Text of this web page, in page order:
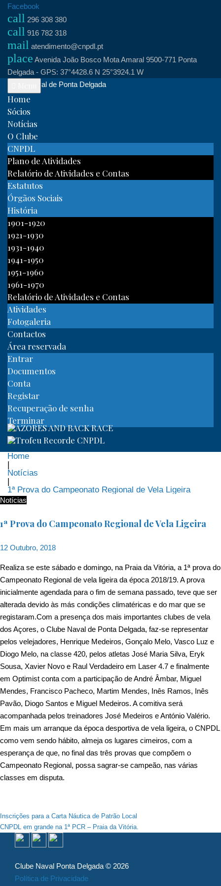
Skip
content
Facebook
call 296 308 380
call 916 782 318
mail atendimento@cnpdl.pt
place Avenida João Bosco Mota Amaral 9500-771 Ponta
Delgada - GPS: 37°4428.6 N 25°3924.1 W
Clube Naval de Ponta Delgada
Home
Sócios
Notícias
O Clube
CNPDL
Plano de Atividades
Relatório de Atividades e Contas
Estatutos
Órgãos Sociais
História
1901-1920
1921-1930
1931-1940
1941-1950
1951-1960
1961-1970
Relatório de Atividades e Contas
Atividades
Fotogaleria
Contactos
Área reservada
Entrar
Documentos
Conta
Registar
Recuperação de senha
Terminar
Home
|
Notícias
|
1ª Prova do Campeonato Regional de Vela Ligeira
Notícias
1ª Prova do Campeonato Regional de Vela Ligeira
12 Outubro, 2018
Realiza se este sábado e domingo, na Praia da Vitória, a 1ª prova do
Campeonato Regional de vela ligeira da época 2018/19. A prova
inicialmente agendada para o fim de semana passado, teve que ser
alterada devido às más condições climatéricas e do mar que se
registaram.Com a presença dos mais importantes clubes de vela
dos Açores, o Clube Naval de Ponta Delgada, faz-se representar
pelos velejadores, Henrique Medeiros, Gonçalo Melo, Vasco Luz e
Diogo Melo, na classe 420, pelos atletas José Maria Silva, Eryk
Sousa, Xavier Novo e Raul Verdadeiro em Laser 4.7 e finalmente
em Optimist conta com a participação de André Âmbar, Miguel
Mendes, Francisco Pacheco, Martim Mendes, Inês Ramos, Inês
Pavão, Diogo Santos e Miguel Medeiros. A comitiva será
acompanhada pelos treinadores José Medeiros e António Valério.
Em mais um arranque da época desportiva de vela ligeira, o CNPDL
como vem sendo hábito, almeja os lugares cimeiros, com a
esperança de que, no final das três provas que compõem o
Campeonato Regional, possa sagrar-se campeão, nas várias
classes em disputa.
Navegação
de
artigos
Inscrições para a Carta Náutica de Patrão Local
CNPDL em grande na 1ª PCR – Praia da Vitória.
Clube Naval Ponta Delgada © 2026
Política de Privacidade